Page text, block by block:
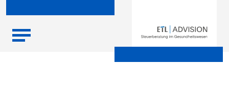
Skip
content
Finanzen